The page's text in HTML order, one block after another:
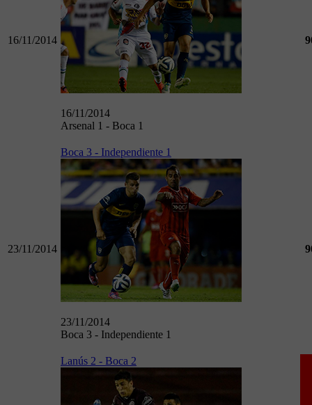
16/11/2014
16/11/2014
Arsenal 1 - Boca 1
23/11/2014
Boca 3 - Independiente 1
23/11/2014
Boca 3 - Independiente 1
Lanús 2 - Boca 2